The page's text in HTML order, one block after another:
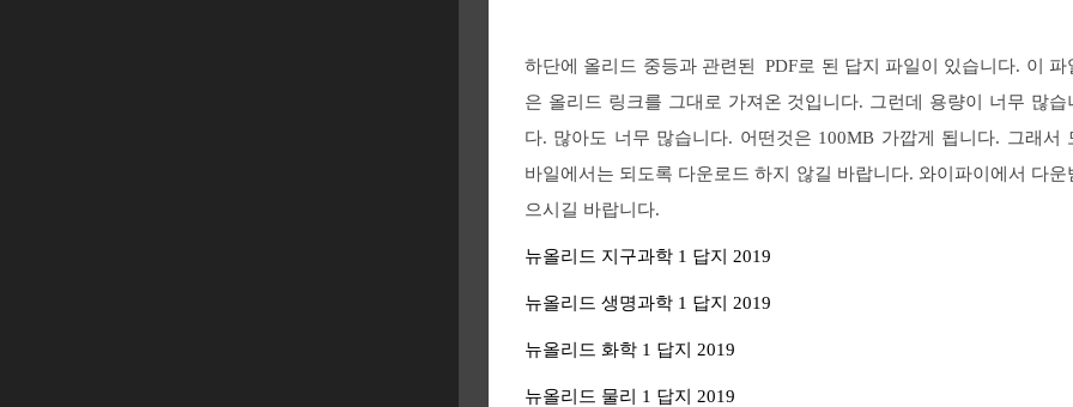
하단에 올리드 중등과 관련된 PDF로 된 답지 파일이 있습니다. 이 파
은 올리드 링크를 그대로 가져온 것입니다. 그런데 용량이 너무 많습
다. 많아도 너무 많습니다. 어떤것은 100MB 가깝게 됩니다. 그래서
바일에서는 되도록 다운로드 하지 않길 바랍니다. 와이파이에서 다운
으시길 바랍니다.
뉴올리드 지구과학 1 답지 2019
뉴올리드 생명과학 1 답지 2019
뉴올리드 화학 1 답지 2019
뉴올리드 물리 1 답지 2019